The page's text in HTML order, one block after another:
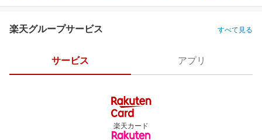
楽天グループサービス すべて見る
サービス アプリ
楽天カード